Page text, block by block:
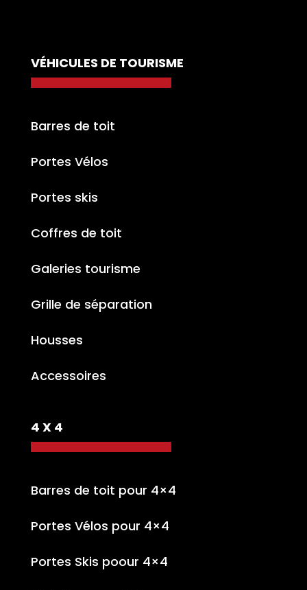
VÉHICULES DE TOURISME
Barres de toit
Portes Vélos
Portes skis
Coffres de toit
Galeries tourisme
Grille de séparation
Housses
Accessoires
4 X 4
Barres de toit pour 4×4
Portes Vélos pour 4×4
Portes Skis poour 4×4